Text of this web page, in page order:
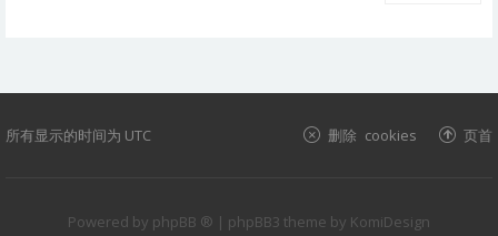
所有显示的时间为 UTC 页首
删除 cookies
Powered by phpBB ® | phpBB3 theme by KomiDesign